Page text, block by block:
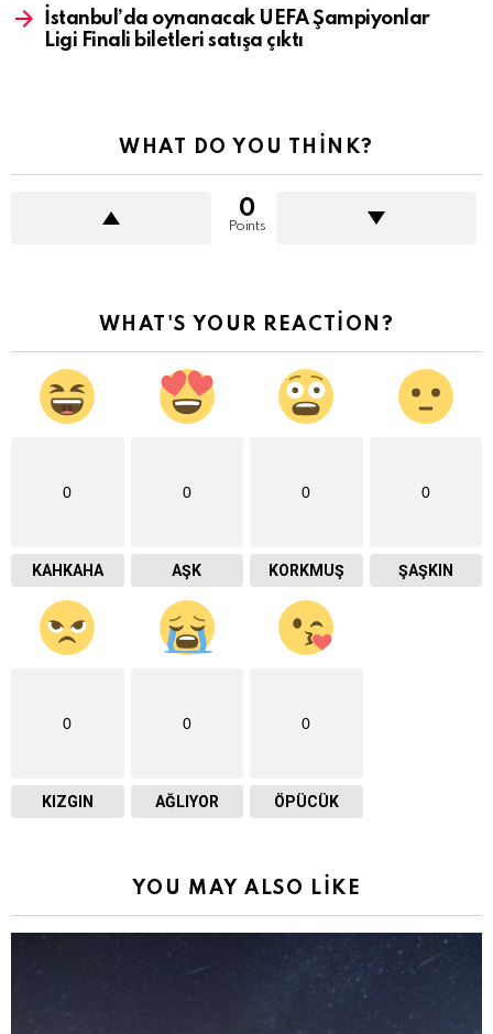
İstanbul’da oynanacak UEFA Şampiyonlar
Ligi Finali biletleri satışa çıktı
WHAT DO YOU THINK?
0
Points
WHAT'S YOUR REACTION?
0
KAHKAHA
0
AŞK
0
KORKMUŞ
0
ŞAŞKIN
0
KIZGIN
0
AĞLIYOR
0
ÖPÜCÜK
YOU MAY ALSO LIKE